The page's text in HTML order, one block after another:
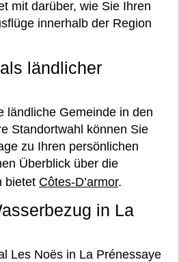
mit darüber, wie Sie Ihren
innerhalb der Region
ländlicher
ländliche Gemeinde in den
Standortwahl können Sie
zu Ihren persönlichen
Überblick über die
bietet Côtes-D’armor.
in La
Les Noës in La Prénessaye